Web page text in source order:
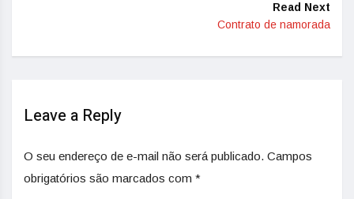
Read Next
Contrato de namorada
Leave a Reply
O seu endereço de e-mail não será publicado. Campos
obrigatórios são marcados com *